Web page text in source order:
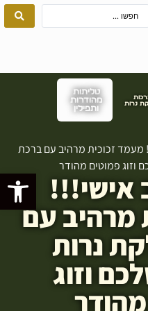
פתח
נרות
טליתות
מהודרות
ותפילין
מעמד זכוכית מרהיב עם ברכת
וזוג פמוטים מהודר
אישי!!!
מרהיב עם
נרות
וזוג